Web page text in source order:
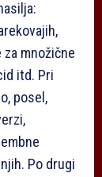
množične
itd. Pri
posel,
Po drugi